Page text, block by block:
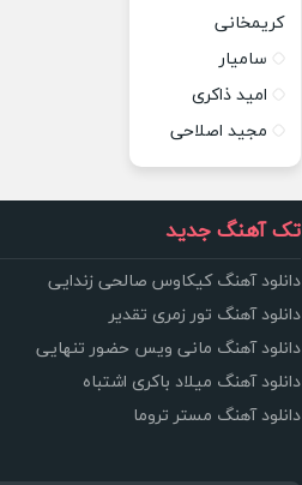
کریمخانی
سامیار
امید ذاکری
مجید اصلاحی
تک آهنگ جدید
دانلود آهنگ کیکاوس صالحی زندایی
دانلود آهنگ تور زمری تقدیر
دانلود آهنگ مانی ویس حضور تنهایی
دانلود آهنگ میلاد باکری اشتباه
دانلود آهنگ مستر تروما